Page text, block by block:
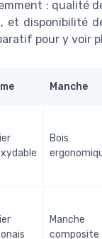
: qualité
et disponibilité
pour y voir
Manche
Bois
Manche
composite